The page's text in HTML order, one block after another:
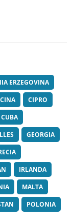
ERZEGOVINA
CINA
CIPRO
CUBA
GEORGIA
IRLANDA
MALTA
POLONIA